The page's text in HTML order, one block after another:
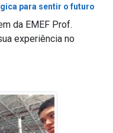
para sentir o futuro
da EMEF Prof.
experiência no